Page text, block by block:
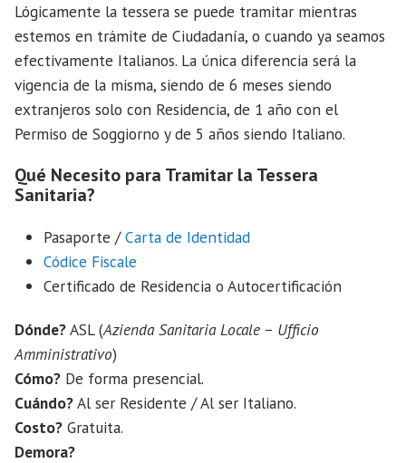
Lógicamente la tessera se puede tramitar mientras
estemos en trámite de Ciudadanía, o cuando ya seamos
efectivamente Italianos. La única diferencia será la
vigencia de la misma, siendo de 6 meses siendo
extranjeros solo con Residencia, de 1 año con el
Permiso de Soggiorno y de 5 años siendo Italiano.
Qué Necesito para Tramitar la Tessera
Sanitaria?
Pasaporte /Carta de Identidad
Códice Fiscale
Certificado de Residencia o Autocertificación
Dónde?ASL (Azienda Sanitaria Locale – Ufficio
Amministrativo)
Cómo? De forma presencial.
Cuándo?Al ser Residente / Al ser Italiano.
Costo? Gratuita.
Demora?